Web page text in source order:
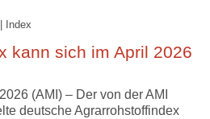
Index
kann sich im April 2026
(AMI) – Der von der AMI
deutsche Agrarrohstoffindex